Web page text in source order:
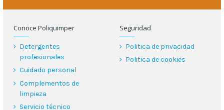
Conoce Poliquimper
Detergentes
profesionales
Cuidado personal
Complementos de
limpieza
Servicio técnico
Seguridad
Politica de privacidad
Politica de cookies